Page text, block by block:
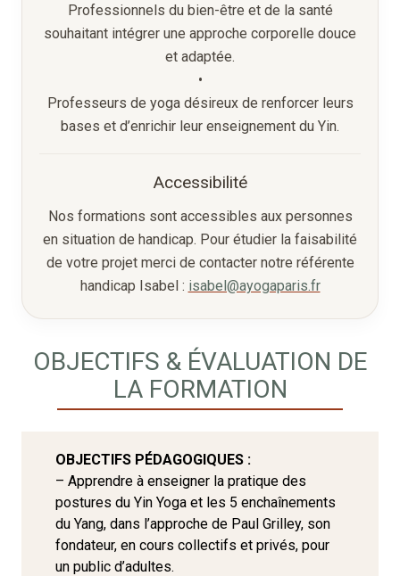
Professionnels du bien-être et de la santé
souhaitant intégrer une approche corporelle douce
et adaptée.
•
Professeurs de yoga désireux de renforcer leurs
bases et d’enrichir leur enseignement du Yin.
Accessibilité
Nos formations sont accessibles aux personnes
en situation de handicap. Pour étudier la faisabilité
de votre projet merci de contacter notre référente
handicap Isabel : isabel@ayogaparis.fr
OBJECTIFS & ÉVALUATION DE
LA FORMATION
OBJECTIFS PÉDAGOGIQUES :
– Apprendre à enseigner la pratique des
postures du Yin Yoga et les 5 enchaînements
du Yang, dans l’approche de Paul Grilley, son
fondateur, en cours collectifs et privés, pour
un public d’adultes.